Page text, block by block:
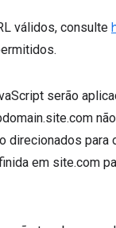
válidos, consulte
serão
direcionados
em site.com